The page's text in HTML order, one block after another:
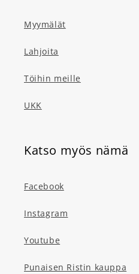
Myymälät
Lahjoita
Töihin meille
UKK
Katso myös nämä
Facebook
Instagram
Youtube
Punaisen Ristin kauppa